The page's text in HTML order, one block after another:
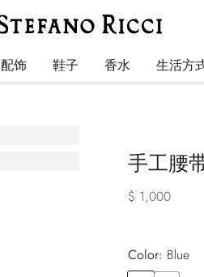
配饰 鞋子 香水 生活方
手工腰
$ 1,000
Color:
blue